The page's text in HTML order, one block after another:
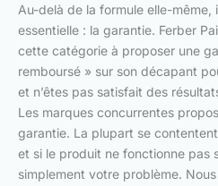
Au-delà de la formule elle-
essentielle : la garantie. Ferber
cette catégorie à proposer une
remboursé » sur son décapant
et n’êtes pas satisfait des
Les marques concurrentes
garantie. La plupart se
et si le produit ne fonctionne pas
simplement votre problème.